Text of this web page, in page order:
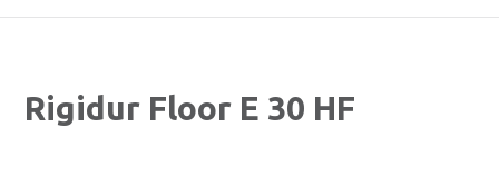
Rigidur Floor E 30 HF